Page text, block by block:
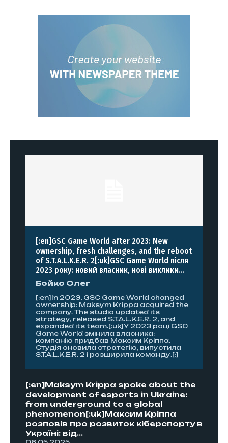
[:en]GSC Game World after 2023: New
ownership, fresh challenges, and the reboot
of S.T.A.L.K.E.R. 2[:uk]GSC Game World після
2023 року: новий власник, нові виклики...
Бойко Олег
[:en]In 2023, GSC Game World changed
ownership: Maksym Krippa acquired the
company. The studio updated its
strategy, released S.T.A.L.K.E.R. 2, and
expanded its team.[:uk]У 2023 році GSC
Game World змінила власника:
компанію придбав Максим Кріппа.
Студія оновила стратегію, випустила
S.T.A.L.K.E.R. 2 і розширила команду.[:]
[:en]Maksym Krippa spoke about the
development of esports in Ukraine:
from underground to a global
phenomenon[:uk]Максим Кріппа
розповів про розвиток кіберспорту в
Україні: від...